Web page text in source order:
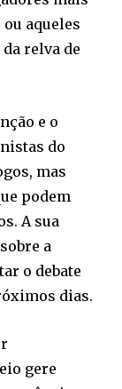
aqueles
relva de
e o
do
mas
podem
A sua
a
o debate
dias.
gere